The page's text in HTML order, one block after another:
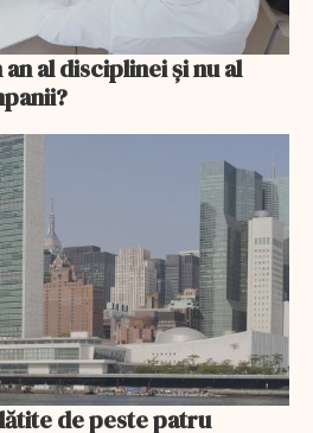
al disciplinei și nu al
de peste patru